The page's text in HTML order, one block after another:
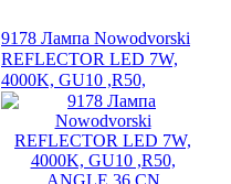
9178 Лампа Nowodvorski
REFLECTOR LED 7W,
4000K, GU10 ,R50,
ANGLE 36 CN